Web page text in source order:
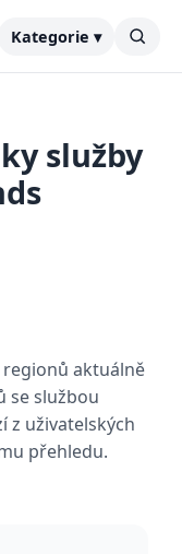
Kategorie ▾
služby
aktuálně
se službou
z uživatelských
přehledu.